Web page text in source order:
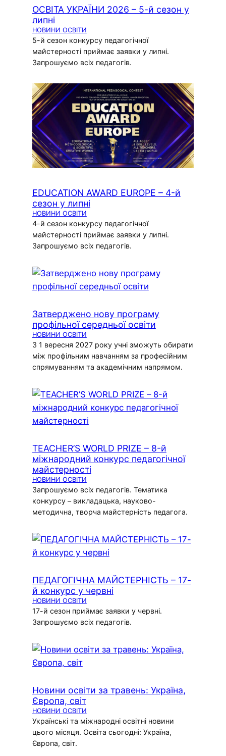
ОСВІТА УКРАЇНИ 2026 – 5-й сезон у
липні
НОВИНИ ОСВІТИ
5-й сезон конкурсу педагогічної
майстерності приймає заявки у липні.
Запрошуємо всіх педагогів.
EDUCATION AWARD EUROPE – 4-й
сезон у липні
НОВИНИ ОСВІТИ
4-й сезон конкурсу педагогічної
майстерності приймає заявки у липні.
Запрошуємо всіх педагогів.
Затверджено нову програму
профільної середньої освіти
НОВИНИ ОСВІТИ
З 1 вересня 2027 року учні зможуть обирати
між профільним навчанням за професійним
спрямуванням та академічним напрямом.
TEACHER’S WORLD PRIZE – 8-й
міжнародний конкурс педагогічної
майстерності
НОВИНИ ОСВІТИ
Запрошуємо всіх педагогів. Тематика
конкурсу – викладацька, науково-
методична, творча майстерність педагога.
ПЕДАГОГІЧНА МАЙСТЕРНІСТЬ – 17-
й конкурс у червні
НОВИНИ ОСВІТИ
17-й сезон приймає заявки у червні.
Запрошуємо всіх педагогів.
Новини освіти за травень: Україна,
Європа, світ
НОВИНИ ОСВІТИ
Українські та міжнародні освітні новини
цього місяця. Освіта сьогодні: Україна,
Європа, світ.